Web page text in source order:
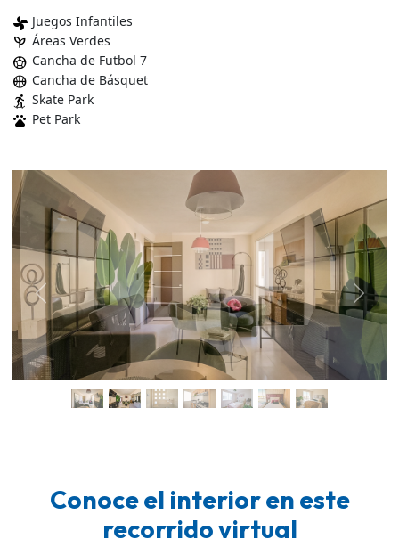
toys_fan Juegos Infantiles
psychiatry Áreas Verdes
sports_soccer Cancha de Futbol 7
sports_basketball Cancha de Básquet
skateboarding Skate Park
pets Pet Park
Previous Next
Conoce el interior en este
recorrido virtual